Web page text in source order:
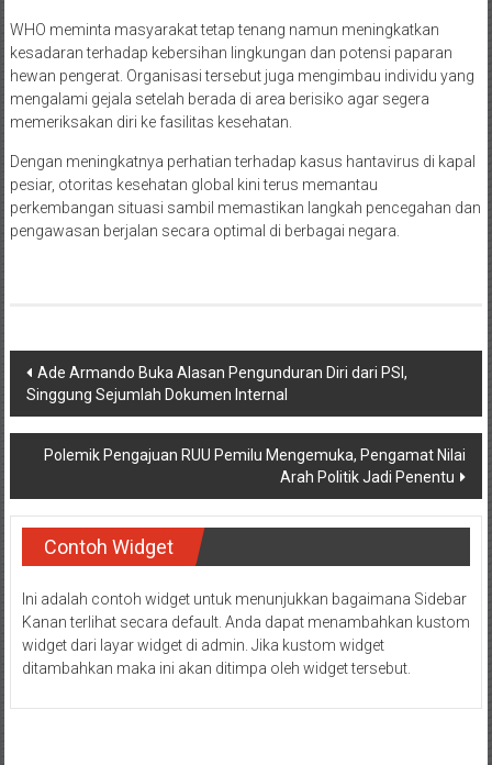
WHO meminta masyarakat tetap tenang namun meningkatkan
kesadaran terhadap kebersihan lingkungan dan potensi paparan
hewan pengerat. Organisasi tersebut juga mengimbau individu yang
mengalami gejala setelah berada di area berisiko agar segera
memeriksakan diri ke fasilitas kesehatan.
Dengan meningkatnya perhatian terhadap kasus hantavirus di kapal
pesiar, otoritas kesehatan global kini terus memantau
perkembangan situasi sambil memastikan langkah pencegahan dan
pengawasan berjalan secara optimal di berbagai negara.
Navigasi
pos
Ade Armando Buka Alasan Pengunduran Diri dari PSI,
Singgung Sejumlah Dokumen Internal
Polemik Pengajuan RUU Pemilu Mengemuka, Pengamat Nilai
Arah Politik Jadi Penentu
Contoh Widget
Ini adalah contoh widget untuk menunjukkan bagaimana Sidebar
Kanan terlihat secara default. Anda dapat menambahkan kustom
widget dari layar widget di admin. Jika kustom widget
ditambahkan maka ini akan ditimpa oleh widget tersebut.